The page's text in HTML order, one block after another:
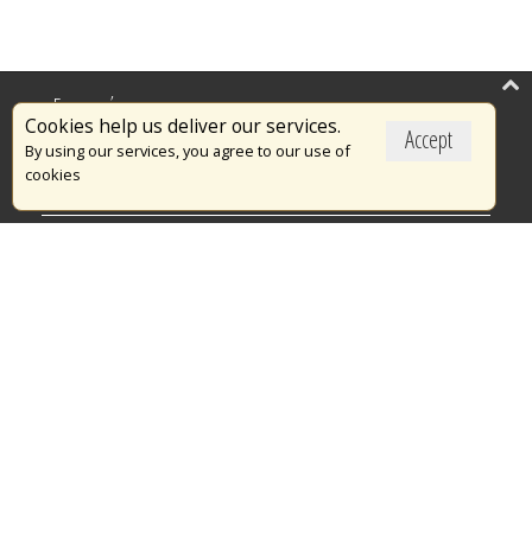
Accept
Cookies help us deliver our services.
By using our services, you agree to our use of
cookies
Επικαιρότητα
Το Πυροσβεστικό Σώμα